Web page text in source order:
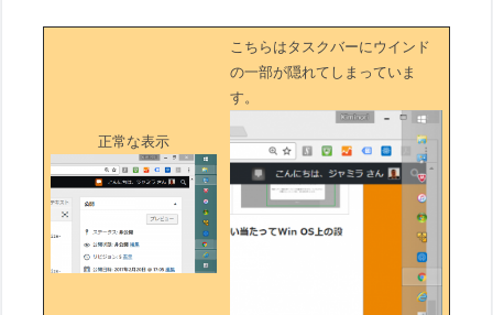
正常な表示
こちらはタスクバーにウインド
の一部が隠れてしまっていま
す。